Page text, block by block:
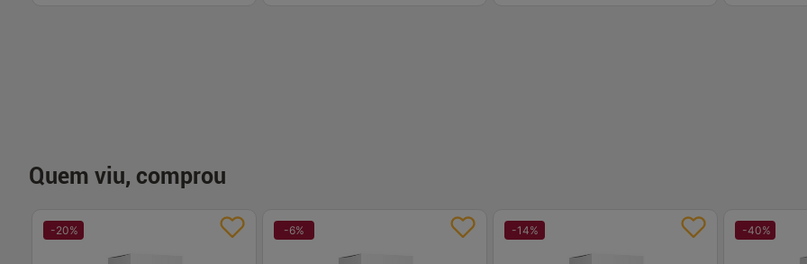
Quem viu, comprou
-20% -6% -14% -40%